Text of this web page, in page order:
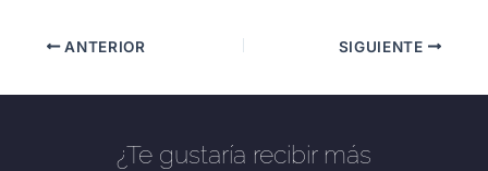
ANTERIOR SIGUIENTE
¿Te gustaría recibir más